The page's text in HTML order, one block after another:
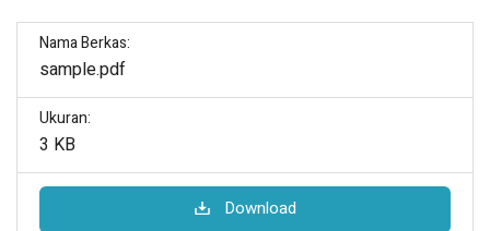
Nama Berkas:
sample.pdf
Ukuran:
3 KB
Download